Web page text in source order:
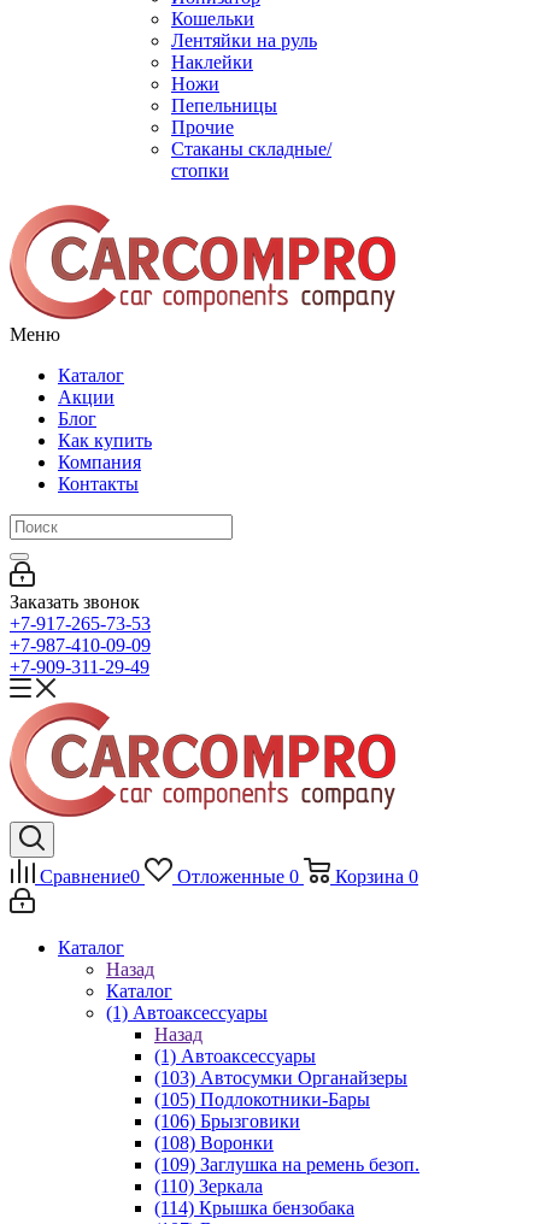
Кошельки
Лентяйки на руль
Наклейки
Ножи
Пепельницы
Прочие
Стаканы складные/
стопки
Меню
Каталог
Акции
Блог
Как купить
Компания
Контакты
Заказать звонок
+7-917-265-73-53
+7-987-410-09-09
+7-909-311-29-49
Сравнение0 Отложенные 0 Корзина 0
Каталог
Назад
Каталог
(1) Автоаксессуары
Назад
(1) Автоаксессуары
(103) Автосумки Органайзеры
(105) Подлокотники-Бары
(106) Брызговики
(108) Воронки
(109) Заглушка на ремень безоп.
(110) Зеркала
(114) Крышка бензобака